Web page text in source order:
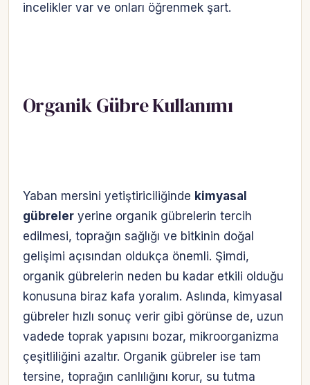
incelikler var ve onları öğrenmek şart.
Organik Gübre Kullanımı
Yaban mersini yetiştiriciliğinde kimyasal
gübreler yerine organik gübrelerin tercih
edilmesi, toprağın sağlığı ve bitkinin doğal
gelişimi açısından oldukça önemli. Şimdi,
organik gübrelerin neden bu kadar etkili olduğu
konusuna biraz kafa yoralım. Aslında, kimyasal
gübreler hızlı sonuç verir gibi görünse de, uzun
vadede toprak yapısını bozar, mikroorganizma
çeşitliliğini azaltır. Organik gübreler ise tam
tersine, toprağın canlılığını korur, su tutma